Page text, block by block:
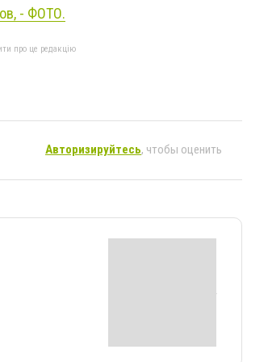
- ФОТО.
про це редакцію
Авторизируйтесь, чтобы оценить